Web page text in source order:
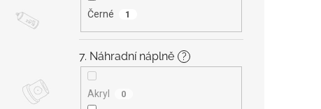
Černé 1
7. Náhradní náplně ?
Akryl 0